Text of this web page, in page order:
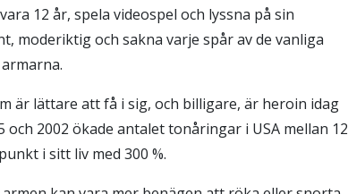
12 år, spela videospel och lyssna på sin
moderiktig och sakna varje spår av de vanliga
är lättare att få i sig, och billigare, är heroin idag
2002 ökade antalet tonåringar i USA mellan 12
i sitt liv med 300 %.